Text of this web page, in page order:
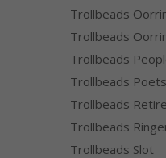
Trollbeads
Trollbeads
Trollbeads
Trollbeads
Trollbeads
Trollbeads
Trollbeads Slot